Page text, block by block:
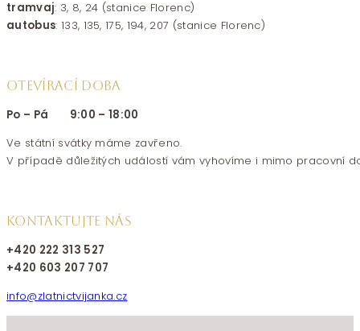
tramvaj: 3, 8, 24 (stanice Florenc)
autobus: 133, 135, 175, 194, 207 (stanice Florenc)
OTEVÍRACÍ DOBA
Po – Pá 9:00 – 18:00
Ve státní svátky máme zavřeno.
V případě důležitých událostí vám vyhovíme i mimo pracovní
KONTAKTUJTE NÁS
+420 222 313 527
+420 603 207 707
info@zlatnictvijanka.cz